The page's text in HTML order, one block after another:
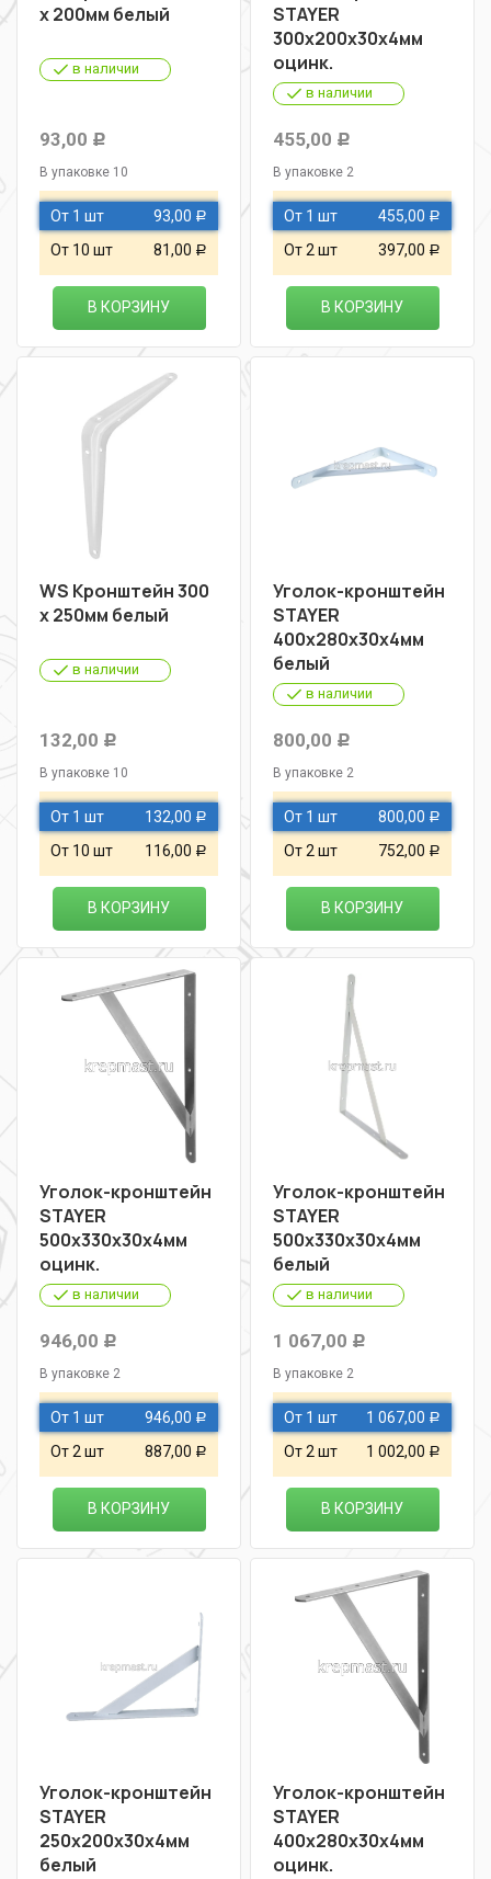
х 200мм белый
в наличии
93,00 Р
В упаковке 10
От 1 шт 93,00 Р
От 10 шт 81,00 Р
В КОРЗИНУ
STAYER
300х200х30х4мм
оцинк.
в наличии
455,00 Р
В упаковке 2
От 1 шт 455,00 Р
От 2 шт 397,00 Р
В КОРЗИНУ
WS Кронштейн 300
х 250мм белый
в наличии
132,00 Р
В упаковке 10
От 1 шт 132,00 Р
От 10 шт 116,00 Р
В КОРЗИНУ
Уголок-кронштейн
STAYER
400х280х30х4мм
белый
в наличии
800,00 Р
В упаковке 2
От 1 шт 800,00 Р
От 2 шт 752,00 Р
В КОРЗИНУ
Уголок-кронштейн
STAYER
500х330х30х4мм
оцинк.
в наличии
946,00 Р
В упаковке 2
От 1 шт 946,00 Р
От 2 шт 887,00 Р
В КОРЗИНУ
Уголок-кронштейн
STAYER
500х330х30х4мм
белый
в наличии
1 067,00 Р
В упаковке 2
От 1 шт 1 067,00 Р
От 2 шт 1 002,00 Р
В КОРЗИНУ
Уголок-кронштейн
STAYER
250х200х30х4мм
белый
Уголок-кронштейн
STAYER
400х280х30х4мм
оцинк.